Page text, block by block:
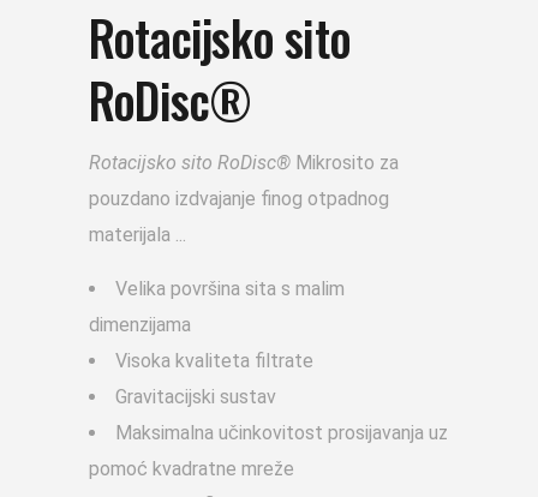
Rotacijsko sito
RoDisc®
Rotacijsko sito RoDisc® Mikrosito za
pouzdano izdvajanje finog otpadnog
materijala
Velika površina sita s malim
dimenzijama
Visoka kvaliteta filtrate
Gravitacijski sustav
Maksimalna učinkovitost prosijavanja uz
pomoć kvadratne mreže